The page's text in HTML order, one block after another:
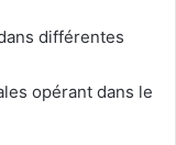
différentes
opérant dans le